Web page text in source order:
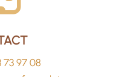
73 97 08